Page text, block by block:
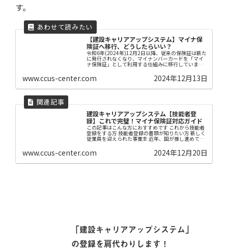
す。
【建設キャリアアップシステム】マイナ保
険証へ移行、どうしたらいい？
令和6年(2024年)12月2日以降、従来の保険証は新た
に発行されなくなり、マイナンバーカードを「マイ
ナ保険証」として利用する仕組みに移行していま
うなるのか、まだマイナンバーカードを持っていな
い...
www.ccus-center.com 2024年12月13日
建設キャリアアップシステム【技能者登
録】これで完璧！マイナ保険証対応ガイド
この記事はこんな方におすすめです これから技能者
登録をする方 技能者登録の書類が知りたい方 新しく
従業員を迎えられた事業主 近年、国が推し進めてい
ドが必要と言われた」「ホームページを見ても良
く...
www.ccus-center.com 2024年12月20日
「建設キャリアアップシステム」
の登録を肩代わりします！